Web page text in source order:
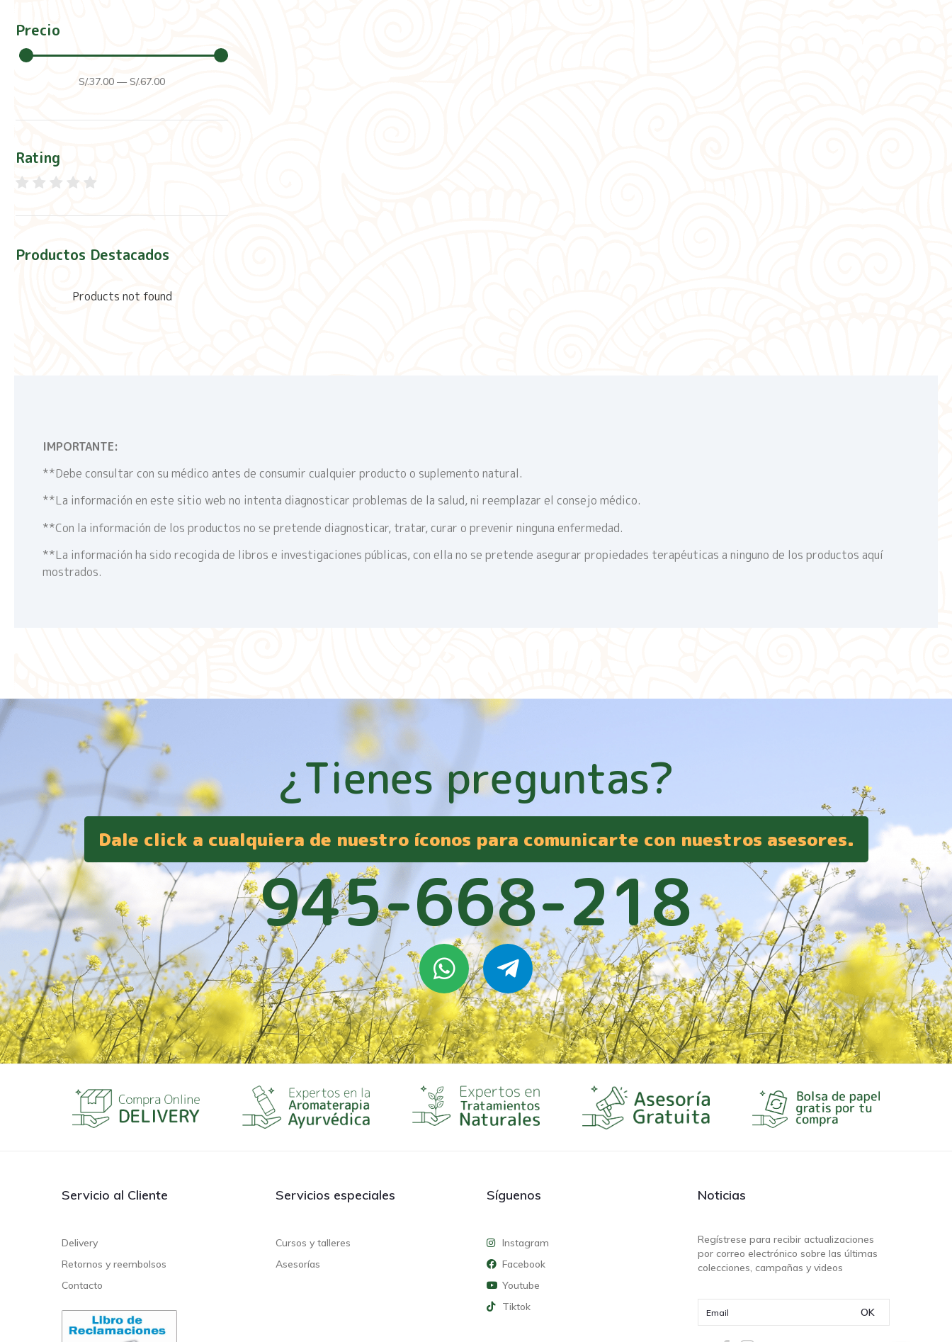
Precio
S/.37.00 —S/.67.00
Rating
Productos Destacados
Products not found
IMPORTANTE:
**Debe consultar con su médico antes de consumir cualquier producto o suplemento natural.
**La información en este sitio web no intenta diagnosticar problemas de la salud, ni reemplazar el consejo médico.
**Con la información de los productos no se pretende diagnosticar, tratar, curar o prevenir ninguna enfermedad.
**La información ha sido recogida de libros e investigaciones públicas, con ella no se pretende asegurar propiedades terapéuticas a ninguno de los productos aquí
mostrados.
¿Tienes preguntas?
Dale click a cualquiera de nuestro íconos para comunicarte con nuestros asesores.
945-668-218
Servicio al Cliente
Delivery
Retornos y reembolsos
Contacto
Servicios especiales
Cursos y talleres
Asesorías
Síguenos
Instagram
Facebook
Youtube
Tiktok
Noticias
Regístrese para recibir actualizaciones
por correo electrónico sobre las últimas
colecciones, campañas y videos
OK